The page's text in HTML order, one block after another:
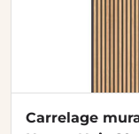
Carrelage